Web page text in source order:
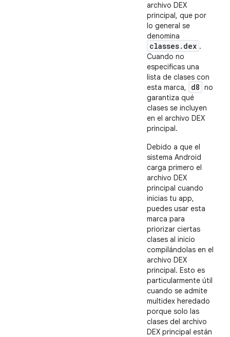
archivo DEX
principal, que por
lo general se
denomina
classes.dex .
Cuando no
especificas una
lista de clases con
esta marca,
d8 no
garantiza qué
clases se incluyen
en el archivo DEX
principal.
Debido a que el
sistema Android
carga primero el
archivo DEX
principal cuando
inicias tu app,
puedes usar esta
marca para
priorizar ciertas
clases al inicio
compilándolas en el
archivo DEX
principal. Esto es
particularmente útil
cuando se admite
multidex heredado
porque solo las
clases del archivo
DEX principal están